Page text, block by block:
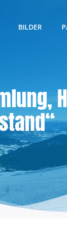
BILDER